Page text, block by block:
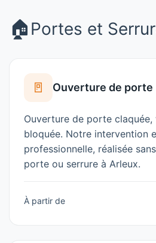
🏠 Portes et
🚪 Ouverture de porte
Ouverture de porte claquée,
bloquée. Notre intervention
professionnelle, réalisée
porte ou serrure à Arleux.
À partir de